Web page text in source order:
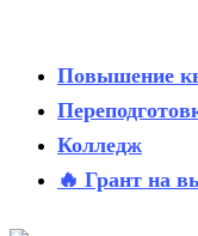
Повышение
Колледж
🔥 Грант на